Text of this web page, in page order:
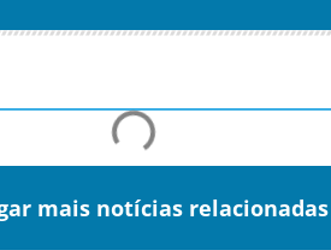
mais notícias relacionadas